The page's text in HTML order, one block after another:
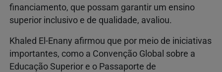
financiamento, que possam garantir um ensino
superior inclusivo e de qualidade, avaliou.
Khaled El-Enany afirmou que por meio de iniciativas
importantes, como a Convenção Global sobre a
Educação Superior e o Passaporte de